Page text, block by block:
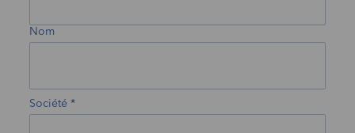
Nom
Société